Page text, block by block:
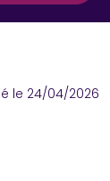
le 24/04/2026